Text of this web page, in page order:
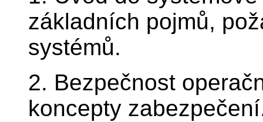
základních pojmů,
systémů.
2. Bezpečnost
koncepty